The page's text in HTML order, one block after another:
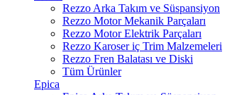
Rezzo Arka Takım ve Süspansiyon
Rezzo Motor Mekanik Parçaları
Rezzo Motor Elektrik Parçaları
Rezzo Karoser iç Trim Malzemeleri
Rezzo Fren Balatası ve Diski
Tüm Ürünler
Epica